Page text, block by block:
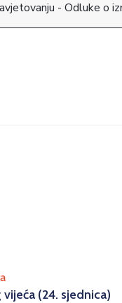
- Odluke o
(24. sjednica)